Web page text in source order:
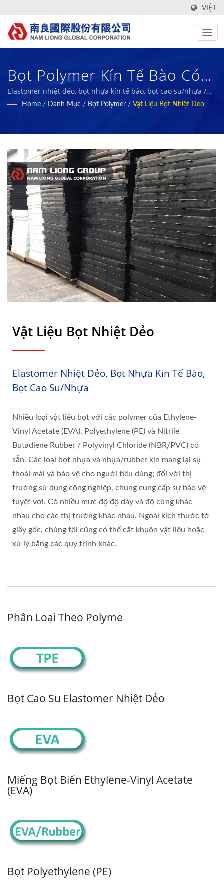
VIỆT
Bọt Polymer Kín Tế Bào Có
Khả Năng Cách Nhiệt Và
Sản Xuất Vật Liệu Composite
Bọt Polymer Chuyên Nghiệp.
Elastomer nhiệt dẻo, bọt nhựa kín tế bào, bọt cao su/nhựa /
Nam Liong - Nhà sản xuất vật liệu composite bọt polymer
Home / Danh Mục / Bọt Polymer / Vật Liệu Bọt Nhiệt Dẻo
Vật Liệu Bọt Nhiệt Dẻo
Elastomer Nhiệt Dẻo, Bọt Nhựa Kín Tế Bào,
Bọt Cao Su/nhựa
Nhiều loại vật liệu bọt với các polymer của Ethylene-
Vinyl Acetate (EVA), Polyethylene (PE) và Nitrile
Butadiene Rubber / Polyvinyl Chloride (NBR/PVC) có
sẵn. Các loại bọt nhựa và nhựa/rubber kín mang lại sự
thoải mái và bảo vệ cho người tiêu dùng; đối với thị
trường sử dụng công nghiệp, chúng cung cấp sự bảo vệ
tuyệt vời. Có nhiều mức độ độ dày và độ cứng khác
nhau cho các thị trường khác nhau. Ngoài kích thước tờ
giấy gốc, chúng tôi cũng có thể cắt khuôn vật liệu hoặc
xử lý bằng các quy trình khác.
Phân Loại Theo Polyme
Bọt Cao Su Elastomer Nhiệt Dẻo
Miếng Bọt Biển Ethylene-Vinyl Acetate
(EVA)
Bọt Polyethylene (PE)